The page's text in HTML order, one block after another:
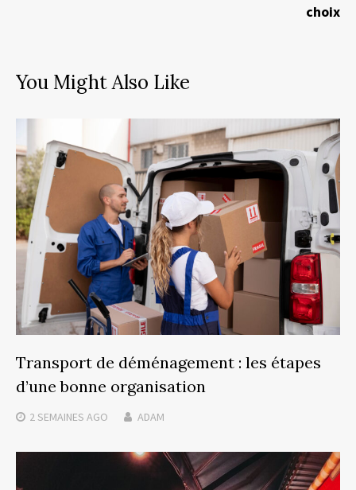
choix
You Might Also Like
Transport de déménagement : les étapes
d’une bonne organisation
2 SEMAINES AGO ADAM